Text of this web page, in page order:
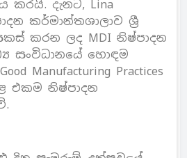
දැනට, Lina
කර්මාන්තශාලාව ශ්‍රී
කරන ලද MDI නිෂ්පාදන
සංවිධානයේ හොඳම
Manufacturing Practices
එකම නිෂ්පාදන